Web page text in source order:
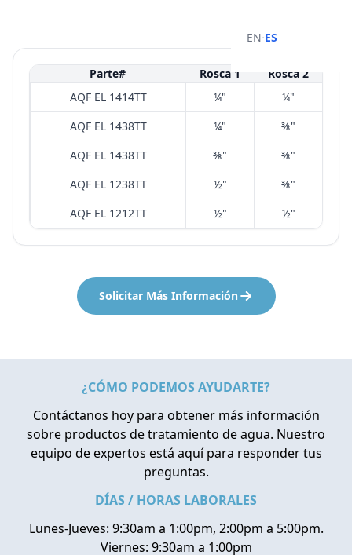
EN·ES
Parte# Rosca 1
Rosca 2
AQF EL 1414TT
¼"
¼"
AQF EL 1438TT
¼"
⅜"
AQF EL 1438TT
⅜"
⅜"
AQF EL 1238TT
½"
⅜"
AQF EL 1212TT
½" ½"
Solicitar Más Información
¿CÓMO PODEMOS AYUDARTE?
Contáctanos hoy para obtener más información
sobre productos de tratamiento de agua. Nuestro
equipo de expertos está aquí para responder tus
preguntas.
DÍAS / HORAS LABORALES
Lunes-Jueves: 9:30am a 1:00pm, 2:00pm a 5:00pm.
Viernes: 9:30am a 1:00pm